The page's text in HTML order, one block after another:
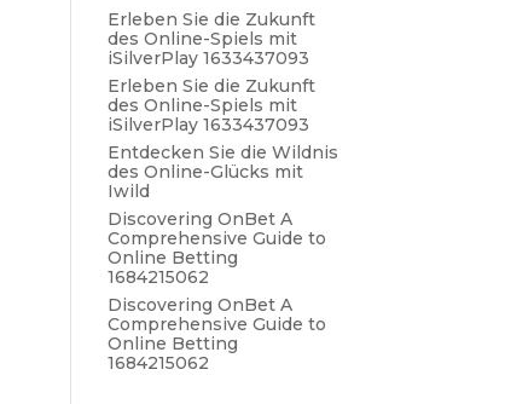
Erleben Sie die Zukunft
des Online-Spiels mit
iSilverPlay 1633437093
Erleben Sie die Zukunft
des Online-Spiels mit
iSilverPlay 1633437093
Entdecken Sie die Wildnis
des Online-Glücks mit
Iwild
Discovering OnBet A
Comprehensive Guide to
Online Betting
1684215062
Discovering OnBet A
Comprehensive Guide to
Online Betting
1684215062